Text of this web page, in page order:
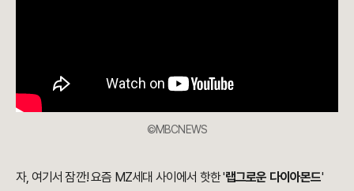
©MBCNEWS
자, 여기서 잠깐! 요즘 MZ세대 사이에서 핫한 '랩그로운 다이아몬드'